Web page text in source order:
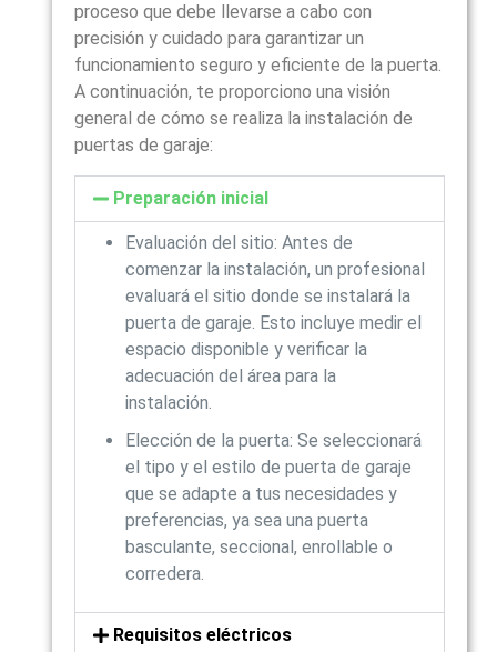
proceso que debe llevarse a cabo con
precisión y cuidado para garantizar un
funcionamiento seguro y eficiente de la puerta.
A continuación, te proporciono una visión
general de cómo se realiza la instalación de
puertas de garaje:
Preparación inicial
Evaluación del sitio: Antes de
comenzar la instalación, un profesional
evaluará el sitio donde se instalará la
puerta de garaje. Esto incluye medir el
espacio disponible y verificar la
adecuación del área para la
instalación.
Elección de la puerta: Se seleccionará
el tipo y el estilo de puerta de garaje
que se adapte a tus necesidades y
preferencias, ya sea una puerta
basculante, seccional, enrollable o
corredera.
Requisitos eléctricos